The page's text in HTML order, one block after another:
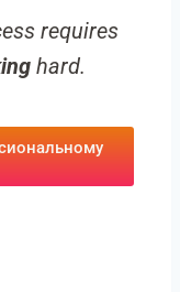
requires
hard.